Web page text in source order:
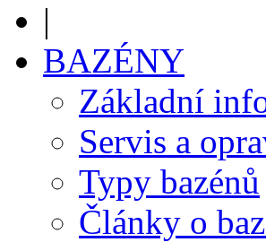
|
BAZÉNY
Základní
Servis a
Typy bazénů
Články o